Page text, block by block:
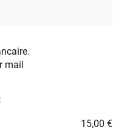
mail
15,00 €